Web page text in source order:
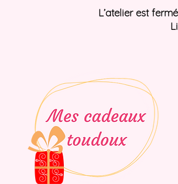
L’atelier est